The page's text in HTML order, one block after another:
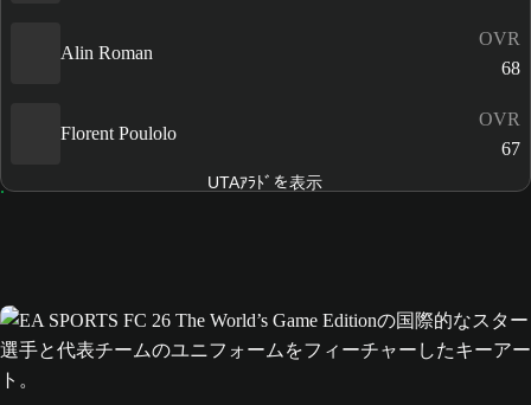
Alin Roman
OVR
68
Florent Poulolo
OVR
67
UTAｱﾗﾄﾞを表示